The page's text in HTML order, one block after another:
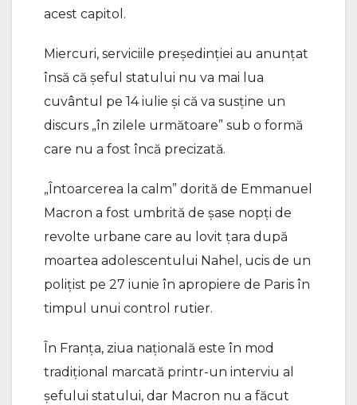
acest capitol.
Miercuri, serviciile preşedinţiei au anunţat
însă că şeful statului nu va mai lua
cuvântul pe 14 iulie şi că va susţine un
discurs „în zilele următoare” sub o formă
care nu a fost încă precizată.
„Întoarcerea la calm” dorită de Emmanuel
Macron a fost umbrită de şase nopţi de
revolte urbane care au lovit ţara după
moartea adolescentului Nahel, ucis de un
poliţist pe 27 iunie în apropiere de Paris în
timpul unui control rutier.
În Franţa, ziua naţională este în mod
tradiţional marcată printr-un interviu al
şefului statului, dar Macron nu a făcut